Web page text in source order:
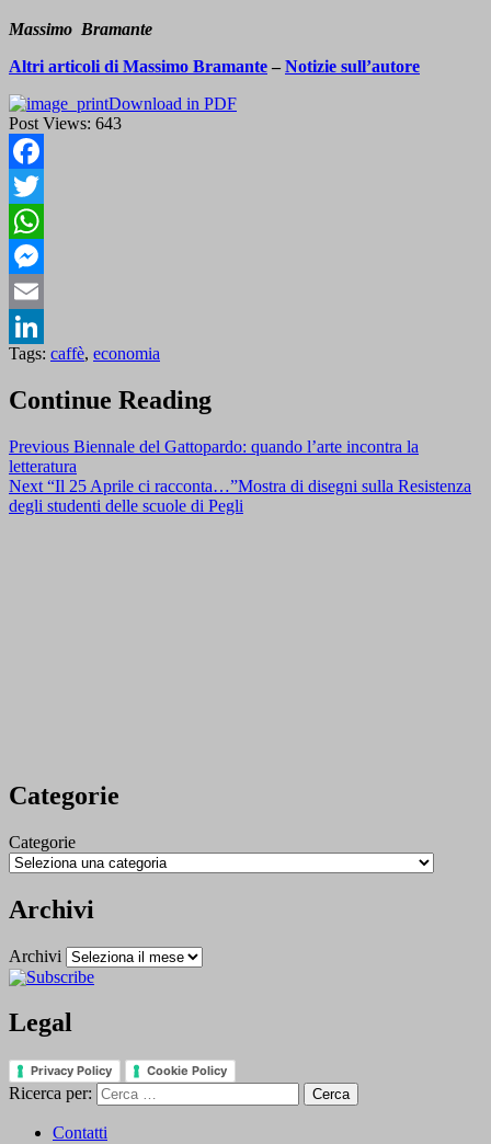
Massimo Bramante
Altri articoli di Massimo Bramante – Notizie sull’autore
Download in PDF
Post Views: 643
Facebook
Twitter
WhatsApp
Messenger
Email
LinkedIn
Tags: caffè, economia
Continue Reading
Previous Biennale del Gattopardo: quando l’arte incontra la
letteratura
Next “Il 25 Aprile ci racconta…”Mostra di disegni sulla Resistenza
degli studenti delle scuole di Pegli
Categorie
Categorie
Archivi
Archivi
Legal
Privacy Policy Cookie Policy
Ricerca per:
Contatti